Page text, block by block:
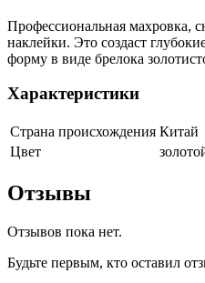
Профессиональная махровка,
наклейки. Это создаст
форму в виде брелока
Характеристики
Страна происхождения Китай
Цвет
Отзывы
Отзывов пока нет.
Будьте первым, кто оставил